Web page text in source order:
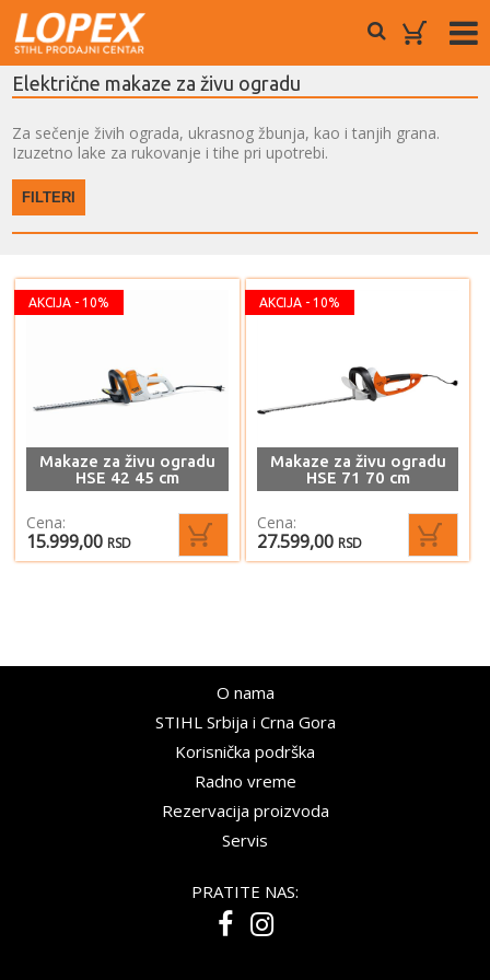
Električne makaze za živu ogradu
Za sečenje živih ograda, ukrasnog žbunja, kao i tanjih grana.
Izuzetno lake za rukovanje i tihe pri upotrebi.
FILTERI
AKCIJA - 10%
Makaze za živu ogradu
HSE 42 45 cm
Cena:
15.999,00 RSD
AKCIJA - 10%
Makaze za živu ogradu
HSE 71 70 cm
Cena:
27.599,00 RSD
O nama
STIHL Srbija i Crna Gora
Korisnička podrška
Radno vreme
Rezervacija proizvoda
Servis
PRATITE NAS: